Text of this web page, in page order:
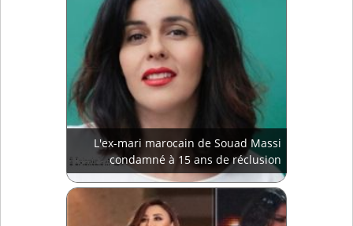
L'ex-mari marocain de Souad Massi
condamné à 15 ans de réclusion